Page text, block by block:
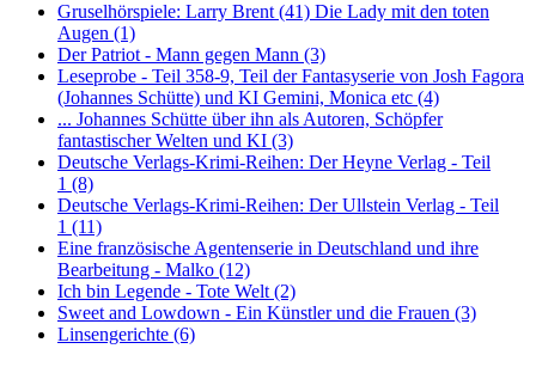
Gruselhörspiele: Larry Brent (41) Die Lady mit den toten
Augen (1)
Der Patriot - Mann gegen Mann (3)
Leseprobe - Teil 358-9, Teil der Fantasyserie von Josh Fagora
(Johannes Schütte) und KI Gemini, Monica etc (4)
... Johannes Schütte über ihn als Autoren, Schöpfer
fantastischer Welten und KI (3)
Deutsche Verlags-Krimi-Reihen: Der Heyne Verlag - Teil
1 (8)
Deutsche Verlags-Krimi-Reihen: Der Ullstein Verlag - Teil
1 (11)
Eine französische Agentenserie in Deutschland und ihre
Bearbeitung - Malko (12)
Ich bin Legende - Tote Welt (2)
Sweet and Lowdown - Ein Künstler und die Frauen (3)
Linsengerichte (6)